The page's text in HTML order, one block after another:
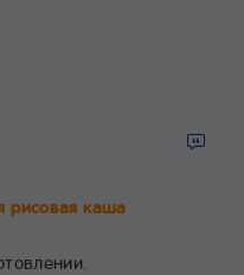
рисовая каша